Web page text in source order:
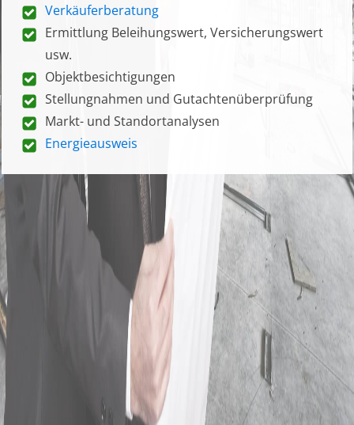
Verkäuferberatung
Ermittlung Beleihungswert, Versicherungswert
usw.
Objektbesichtigungen
Stellungnahmen und Gutachtenüberprüfung
Markt- und Standortanalysen
Energieausweis